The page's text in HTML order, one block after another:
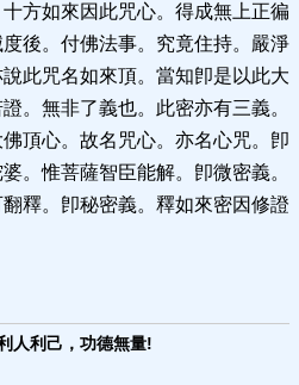
方如來因此咒心。得成無上正徧
後。付佛法事。究竟住持。嚴淨
此咒名如來頂。當知卽是以此大
。無非了義也。此密亦有三義。
頂心。故名咒心。亦名心咒。卽
。惟菩薩智臣能解。卽微密義。
釋。卽秘密義。釋如來密因修證
人利己，功德無量!